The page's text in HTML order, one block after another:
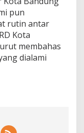
pun
rutin antar
Kota
membahas
dialami